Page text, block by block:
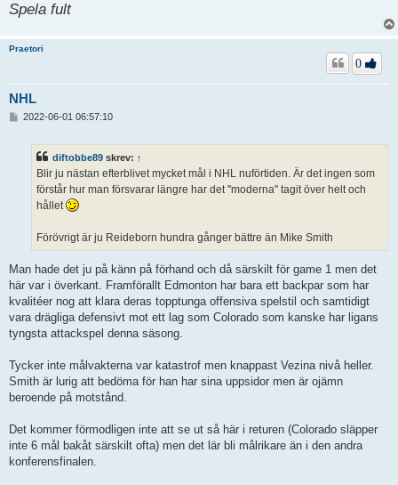
Spela fult
Praetori
NHL
0
2022-06-01 06:57:10
diftobbe89 skrev: ↑
Blir ju nästan efterblivet mycket mål i NHL nuförtiden. Är det ingen som
förstår hur man försvarar längre har det ''moderna'' tagit över helt och
hållet
Förövrigt är ju Reideborn hundra gånger bättre än Mike Smith
Man hade det ju på känn på förhand och då särskilt för game 1 men det
här var i överkant. Framförallt Edmonton har bara ett backpar som har
kvalitéer nog att klara deras topptunga offensiva spelstil och samtidigt
vara drägliga defensivt mot ett lag som Colorado som kanske har ligans
tyngsta attackspel denna säsong.
Tycker inte målvakterna var katastrof men knappast Vezina nivå heller.
Smith är lurig att bedöma för han har sina uppsidor men är ojämn
beroende på motstånd.
Det kommer förmodligen inte att se ut så här i returen (Colorado släpper
inte 6 mål bakåt särskilt ofta) men det lär bli målrikare än i den andra
konferensfinalen.